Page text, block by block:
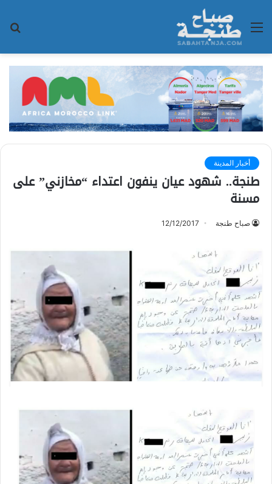
القائمة
أخبار المدينة
طنجة.. شهود عيان ينفون اعتداء “مخازني” على
مسنة
صباح طنجة 12/12/2017